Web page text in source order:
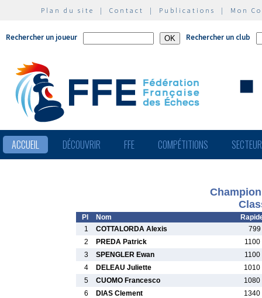
Plan du site | Contact | Publications | Mon
Rechercher un joueur Rechercher un club
ACCUEIL DÉCOUVRIR FFE COMPÉTITIONS
Pl Nom
1
COTTALORDA Alexis
799
2
PREDA Patrick
1100
3
SPENGLER Ewan
1100
4
DELEAU Juliette
1010
5
CUOMO Francesco
1080
6
DIAS Clement
1340